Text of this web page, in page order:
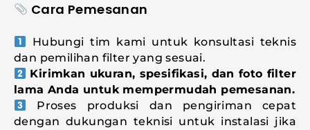
Cara Pemesanan
Hubungi tim kami untuk konsultasi teknis
dan pemilihan filter yang sesuai.
Kirimkan ukuran, spesifikasi, dan foto filter
lama Anda untuk mempermudah pemesanan.
Proses produksi dan pengiriman cepat
dengan dukungan teknisi untuk instalasi jika